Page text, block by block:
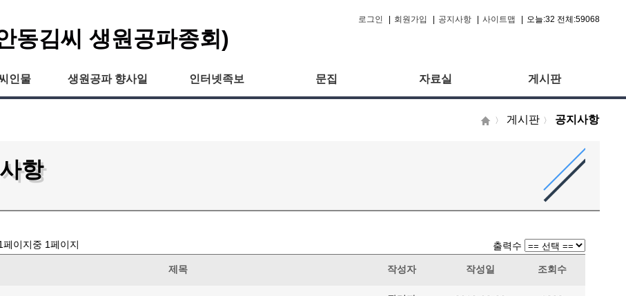
동김씨 생원공파종회)
로그인 회원가입 공지사항 사이트맵 오늘:32 전체:59068
인물 생원공파 향사일 인터넷족보 문집 자료실 게시판
〉 게시판 〉 공지사항
항
페이지중 1페이지 출력수
제목 작성자 작성일 조회수